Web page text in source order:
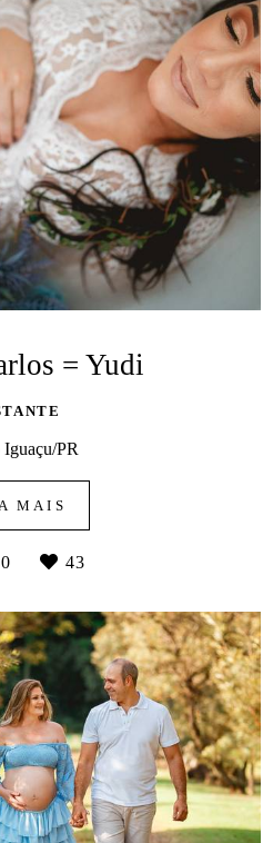
= Yudi
PR
MAIS
43